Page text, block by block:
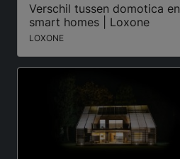
Verschil tussen domotica en
smart homes | Loxone
LOXONE